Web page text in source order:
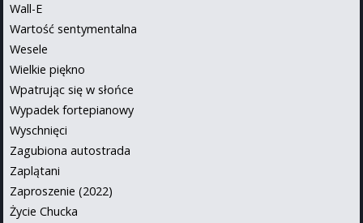
Wall-E
Wartość sentymentalna
Wesele
Wielkie piękno
Wpatrując się w słońce
Wypadek fortepianowy
Wyschnięci
Zagubiona autostrada
Zaplątani
Zaproszenie (2022)
Życie Chucka